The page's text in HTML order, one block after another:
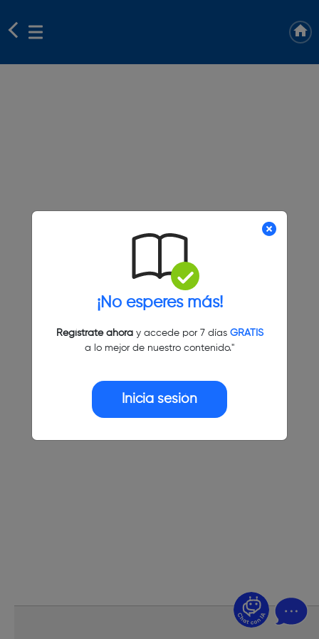
¡No esperes más!
Regístrate ahoray accede por 7 días GRATIS
a lo mejor de nuestro contenido."
Inicia sesión